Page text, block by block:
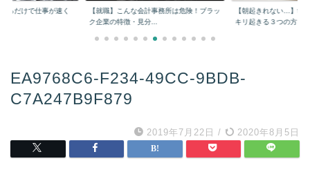
事務所は危険！ブラッ
【朝起きれない…】学生や社会人でもスッ
キリ起きる３つの方...
【在宅ワーク】目の疲
ク環境とPC設定【...
EA9768C6-F234-49CC-9BDB-
C7A247B9F879
2019年7月22日 / 2020年8月5日